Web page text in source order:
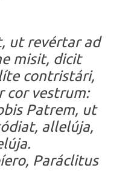
ut revértar ad
misit, dicit
contristári,
cor vestrum:
Patrem, ut
allelúja,
Paráclitus